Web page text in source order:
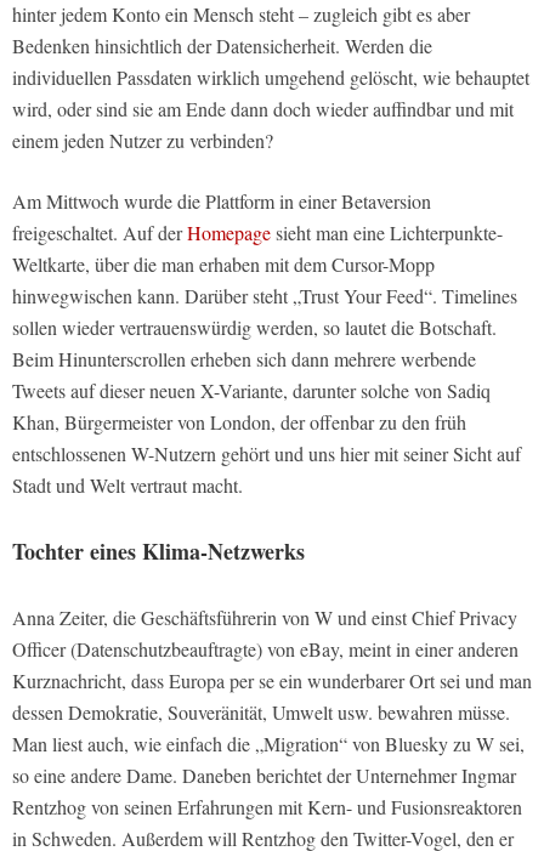
hinter jedem Konto ein Mensch steht – zugleich gibt es aber
Bedenken hinsichtlich der Datensicherheit. Werden die
individuellen Passdaten wirklich umgehend gelöscht, wie behauptet
wird, oder sind sie am Ende dann doch wieder auffindbar und mit
einem jeden Nutzer zu verbinden?
Am Mittwoch wurde die Plattform in einer Betaversion
freigeschaltet. Auf derHomepagesieht man eine Lichterpunkte-
Weltkarte, über die man erhaben mit dem Cursor-Mopp
hinwegwischen kann. Darüber steht „Trust Your Feed“. Timelines
sollen wieder vertrauenswürdig werden, so lautet die Botschaft.
Beim Hinunterscrollen erheben sich dann mehrere werbende
Tweets auf dieser neuen X-Variante, darunter solche von Sadiq
Khan, Bürgermeister von London, der offenbar zu den früh
entschlossenen W-Nutzern gehört und uns hier mit seiner Sicht auf
Stadt und Welt vertraut macht.
Tochter eines Klima-Netzwerks
Anna Zeiter, die Geschäftsführerin von W und einst Chief Privacy
Officer (Datenschutzbeauftragte) von eBay, meint in einer anderen
Kurznachricht, dass Europa per se ein wunderbarer Ort sei und man
dessen Demokratie, Souveränität, Umwelt usw. bewahren müsse.
Man liest auch, wie einfach die „Migration“ von Bluesky zu W sei,
so eine andere Dame. Daneben berichtet der Unternehmer Ingmar
Rentzhog von seinen Erfahrungen mit Kern- und Fusionsreaktoren
in Schweden. Außerdem will Rentzhog den Twitter-Vogel, den er